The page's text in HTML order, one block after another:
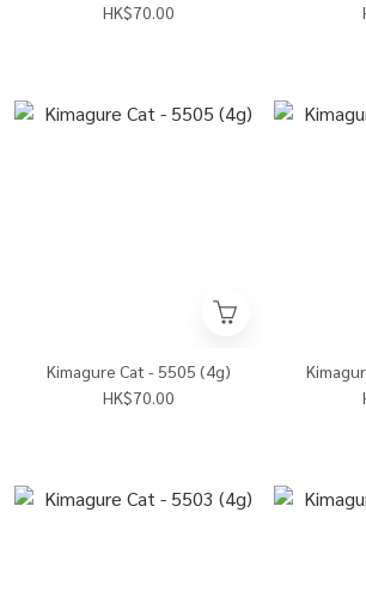
HK$70.00
Kimagure Cat - 5505 (4g)
HK$70.00